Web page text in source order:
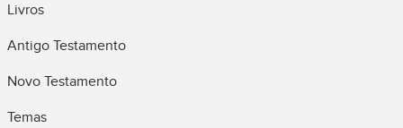
Livros
Antigo Testamento
Novo Testamento
Temas